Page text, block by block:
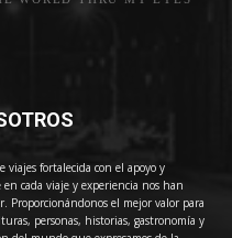
viajes fortalecida con el apoyo y
cada viaje y experiencia nos han
Proporcionándonos el mejor valor para
personas, historias, gastronomía y